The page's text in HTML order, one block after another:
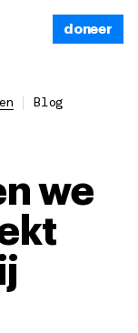
doneer
Blog
we